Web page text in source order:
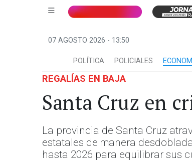
07 AGOSTO 2026 - 13:50
POLÍTICA POLICIALES
REGALÍAS EN BAJA
Santa Cruz en
La provincia de Santa Cruz
estatales de manera
hasta 2026 para equilibrar sus